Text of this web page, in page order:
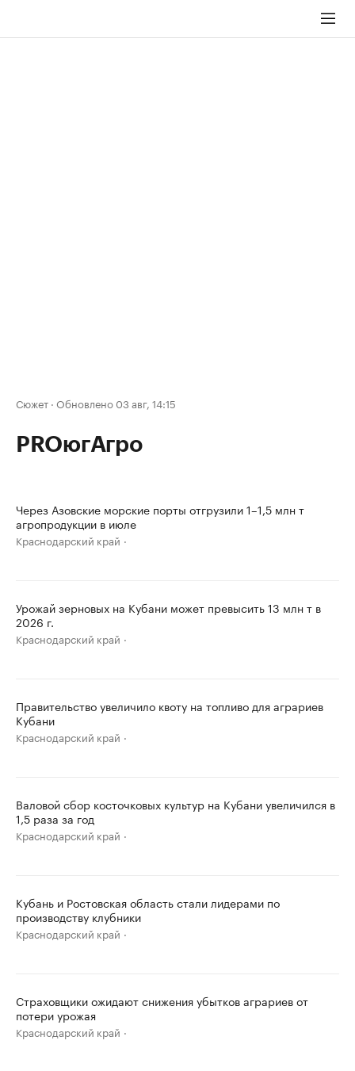
Сюжет · Обновлено 03 авг, 14:15
PROюгАгро
Через Азовские морские порты отгрузили 1–1,5 млн т
агропродукции в июле
Краснодарский край
Урожай зерновых на Кубани может превысить 13 млн т в
2026 г.
Краснодарский край
Правительство увеличило квоту на топливо для аграриев
Кубани
Краснодарский край
Валовой сбор косточковых культур на Кубани увеличился в
1,5 раза за год
Краснодарский край
Кубань и Ростовская область стали лидерами по
производству клубники
Краснодарский край
Страховщики ожидают снижения убытков аграриев от
потери урожая
Краснодарский край